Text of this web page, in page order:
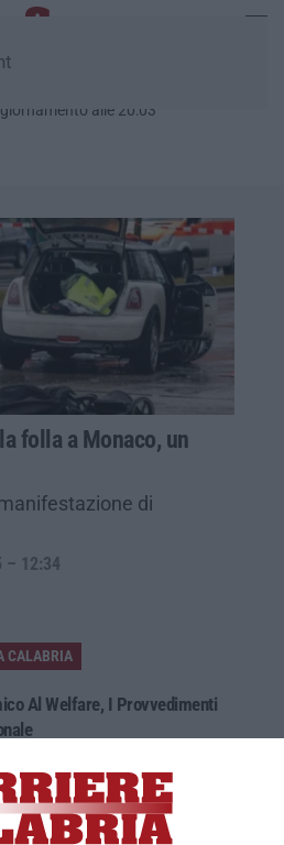
alle 20:03
folla a Monaco, un
di
12:34
CALABRIA
Al Welfare, I Provvedimenti
Occhiuto, ha approvato il nuovo Protoc…